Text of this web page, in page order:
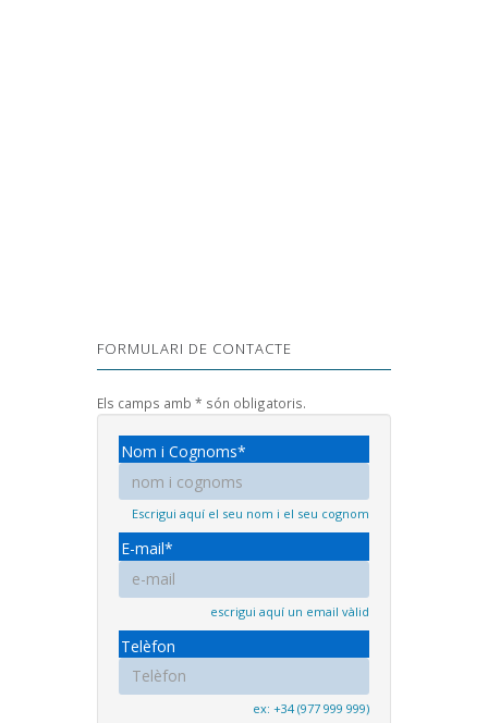
FORMULARI DE CONTACTE
Els camps amb * són obligatoris.
Nom i Cognoms*
Escrigui aquí el seu nom i el seu cognom
E-mail*
escrigui aquí un email vàlid
Telèfon
ex: +34 (977 999 999)